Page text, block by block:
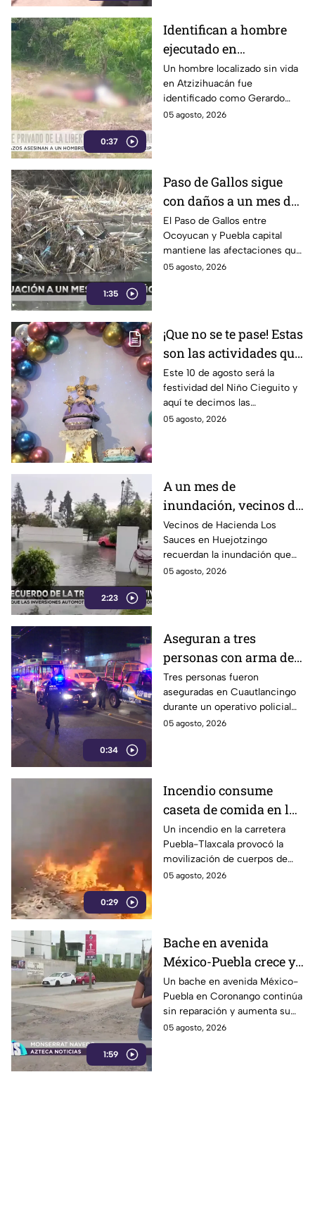
0:37
Identifican a hombre
ejecutado en
Atzizihuacán; fue
privado de la libertad
Un hombre localizado sin vida
en Atzizihuacán fue
identificado como Gerardo
“N”, de 27 años, quien
05 agosto, 2026
1:35
Paso de Gallos sigue
con daños a un mes de
afectaciones por
lluvias
El Paso de Gallos entre
Ocoyucan y Puebla capital
mantiene las afectaciones que
dejó el aumento del nivel del
05 agosto, 2026
¡Que no se te pase! Estas
son las actividades que
habrá por la festividad
del Niño Cieguito en
Puebla
Este 10 de agosto será la
festividad del Niño Cieguito y
aquí te decimos las
actividades que se llevarán a
05 agosto, 2026
2:23
A un mes de
inundación, vecinos de
Hacienda Los Sauces
reconstruyen sus
hogares
Vecinos de Hacienda Los
Sauces en Huejotzingo
recuerdan la inundación que
afectó sus viviendas hace un
05 agosto, 2026
0:34
Aseguran a tres
personas con arma de
fuego tras robo de
camioneta en
Cuautlancingo
Tres personas fueron
aseguradas en Cuautlancingo
durante un operativo policial
en Trinidad Sanctorum, donde
05 agosto, 2026
0:29
Incendio consume
caseta de comida en la
carretera Puebla-
Tlaxcala
Un incendio en la carretera
Puebla-Tlaxcala provocó la
movilización de cuerpos de
emergencia luego de que las
lesionadas.
05 agosto, 2026
1:59
Bache en avenida
México-Puebla crece y
afecta a conductores en
Coronango
Un bache en avenida México-
Puebla en Coronango continúa
sin reparación y aumenta su
profundidad por el paso
05 agosto, 2026